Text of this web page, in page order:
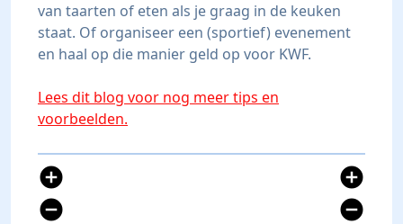
van taarten of eten als je graag in de keuken
staat. Of organiseer een (sportief) evenement
en haal op die manier geld op voor KWF.
Lees dit blog voor nog meer tips en
voorbeelden.
add_circle
remove_circle
add_circle
remove_circle